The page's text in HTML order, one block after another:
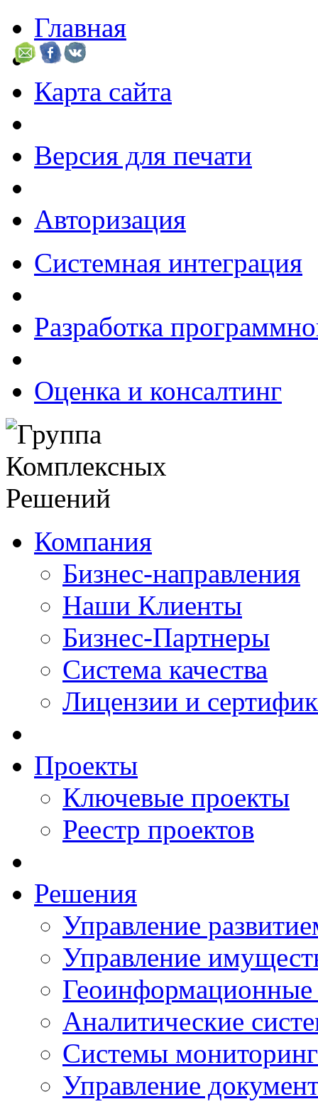
Главная
Карта сайта
Версия для печати
Авторизация
Системная интеграция
Разработка
Оценка и консалтинг
Компания
Бизнес-направления
Наши Клиенты
Бизнес-Партнеры
Система качества
Лицензии и
Проекты
Ключевые проекты
Реестр проектов
Решения
Управление
Управление
Аналитические
Системы
Управление